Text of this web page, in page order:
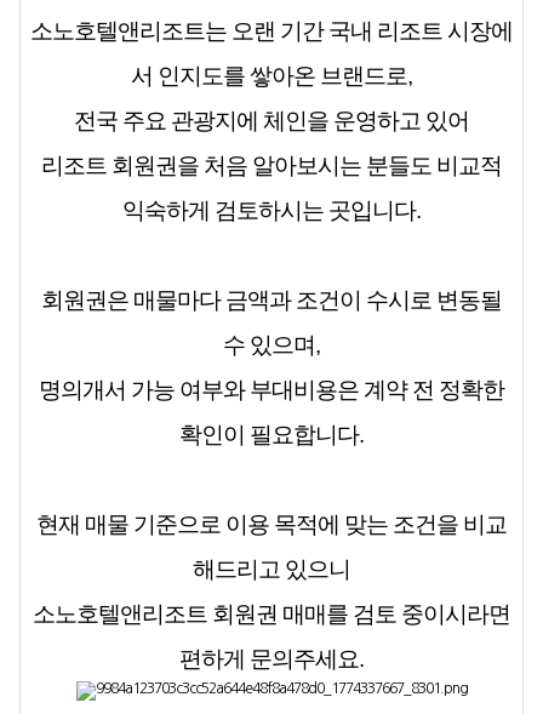
소노호텔앤리조트는 오랜 기간 국내 리조트 시장에
서 인지도를 쌓아온 브랜드로,
전국 주요 관광지에 체인을 운영하고 있어
리조트 회원권을 처음 알아보시는 분들도 비교적
익숙하게 검토하시는 곳입니다.
회원권은 매물마다 금액과 조건이 수시로 변동될
수 있으며,
명의개서 가능 여부와 부대비용은 계약 전 정확한
확인이 필요합니다.
현재 매물 기준으로 이용 목적에 맞는 조건을 비교
해드리고 있으니
소노호텔앤리조트 회원권 매매를 검토 중이시라면
편하게 문의주세요.